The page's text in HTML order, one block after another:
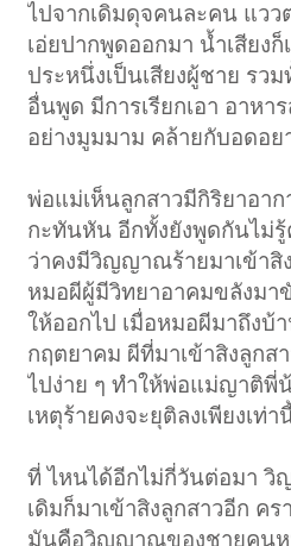
ไปจากเดิมดุจคนละคน แวว
เอ่ยปากพูดออกมา น้ำเสียง
ประหนึ่งเป็นเสียงผู้ชาย รว
อื่นพูด มีการเรียกเอา อาหา
อย่างมูมมาม คล้ายกับอดอ
พ่อแม่เห็นลูกสาวมีกิริยาอา
กะทันหัน อีกทั้งยังพูดกันไม่
ว่าคงมีวิญญาณร้ายมาเข้าสิ
หมอผีผู้มีวิทยาอาคมขลังม
ให้ออกไป เมื่อหมอผีมาถึงบ้
กฤตยาคม ผีที่มาเข้าสิงลูกส
ไปง่าย ๆ ทำให้พ่อแม่ญาติพี่
เหตุร้ายคงจะยุติลงเพียงเท่า
ที่ ไหนได้อีกไม่กี่วันต่อมา
เดิมก็มาเข้าสิงลูกสาวอีก ค
มันคือวิญญาณของชายคนห